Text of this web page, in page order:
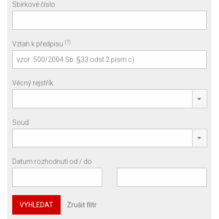
Sbírkové číslo
Vztah k předpisu (?)
Věcný rejstřík
Soud
Datum rozhodnutí od / do
VYHLEDAT Zrušit filtr